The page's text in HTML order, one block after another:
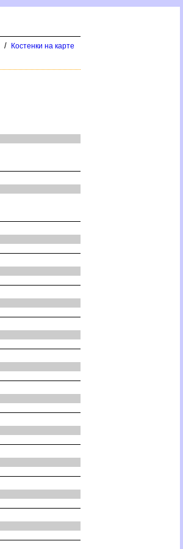
/ Костенки на карте